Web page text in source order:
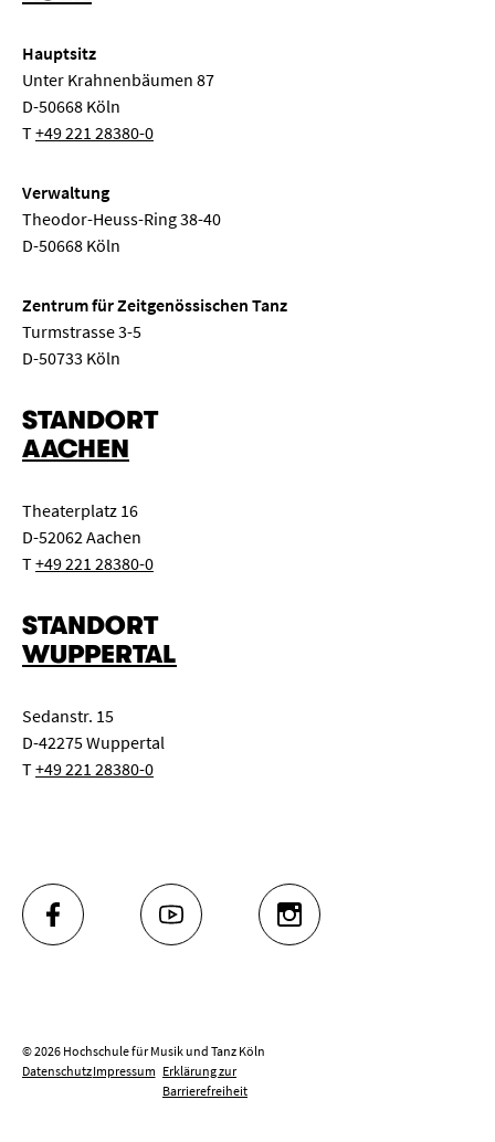
Hauptsitz
Unter Krahnenbäumen 87
D-50668 Köln
T+49 221 28380-0
Verwaltung
Theodor-Heuss-Ring 38-40
D-50668 Köln
Zentrum für Zeitgenössischen Tanz
Turmstrasse 3-5
D-50733 Köln
STANDORT
AACHEN
Theaterplatz 16
D-52062 Aachen
T+49 221 28380-0
STANDORT
WUPPERTAL
Sedanstr. 15
D-42275 Wuppertal
T+49 221 28380-0
FACEBOOK YOUTUBE INSTAGRAM
© 2026 Hochschule für Musik und Tanz Köln
DatenschutzImpressum Erklärung zur
Barrierefreiheit